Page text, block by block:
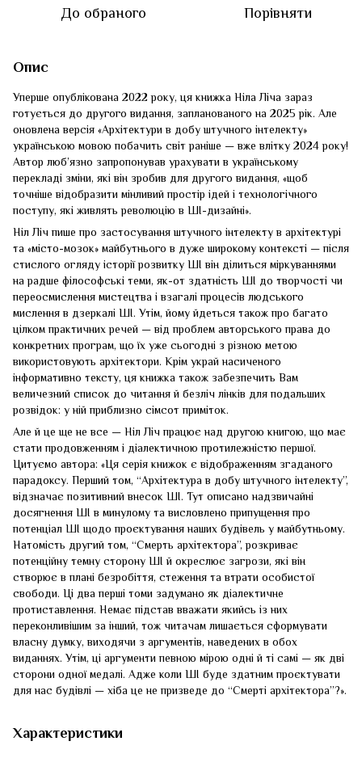
До обраного Порівняти
Опис
Уперше опублікована 2022 року, ця книжка Ніла Ліча зараз
готується до другого видання, запланованого на 2025 рік. Але
оновлена версія «Архітектури в добу штучного інтелекту»
українською мовою побачить світ раніше — вже влітку 2024 року!
Автор люб’язно запропонував урахувати в українському
перекладі зміни, які він зробив для другого видання, «щоб
точніше відобразити мінливий простір ідей і технологічного
поступу, які живлять революцію в ШІ-дизайні».
Ніл Ліч пише про застосування штучного інтелекту в архітектурі
та «місто-мозок» майбутнього в дуже широкому контексті — після
стислого огляду історії розвитку ШІ він ділиться міркуваннями
на радше філософські теми, як-от здатність ШІ до творчості чи
переосмислення мистецтва і взагалі процесів людського
мислення в дзеркалі ШІ. Утім, йому йдеться також про багато
цілком практичних речей — від проблем авторського права до
конкретних програм, що їх уже сьогодні з різною метою
використовують архітектори. Крім украй насиченого
інформативно тексту, ця книжка також забезпечить Вам
величезний список до читання й безліч лінків для подальших
розвідок: у ній приблизно сімсот приміток.
Але й це ще не все — Ніл Ліч працює над другою книгою, що має
стати продовженням і діалектичною протилежністю першої.
Цитуємо автора: «Ця серія книжок є відображенням згаданого
парадоксу. Перший том, “Архітектура в добу штучного інтелекту”,
відзначає позитивний внесок ШІ. Тут описано надзвичайні
досягнення ШІ в минулому та висловлено припущення про
потенціал ШІ щодо проєктування наших будівель у майбутньому.
Натомість другий том, “Смерть архітектора”, розкриває
потенційну темну сторону ШІ й окреслює загрози, які він
створює в плані безробіття, стеження та втрати особистої
свободи. Ці два перші томи задумано як діалектичне
протиставлення. Немає підстав вважати якийсь із них
переконливішим за інший, тож читачам лишається сформувати
власну думку, виходячи з аргументів, наведених в обох
виданнях. Утім, ці аргументи певною мірою одні й ті самі — як дві
сторони одної медалі. Адже коли ШІ буде здатним проєктувати
для нас будівлі — хіба це не призведе до “Смерті архітектора”?».
Характеристики